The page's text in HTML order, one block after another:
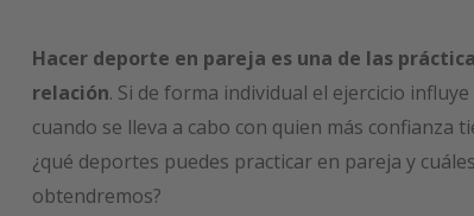
Hacer deporte en pareja es una de las
relación. Si de forma individual el ejercicio
cuando se lleva a cabo con quien más confianza
¿qué deportes puedes practicar en pareja y
obtendremos?